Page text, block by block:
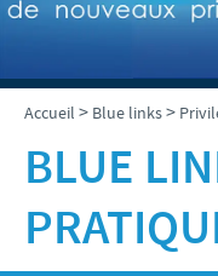
Aperçu de la
Ceva Santé
Production
Recherche et
PRODUITS
Volailles
Animaux de
ACTUALITÉS
Ceva News
ACTUS
Nos vidéos
Importance de la
OFFRES
Accueil > Blue links>
BLUE